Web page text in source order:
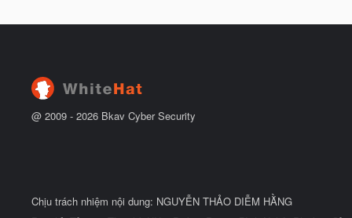
y
ầ
@ 2009 - 2026 Bkav Cyber Security
Chịu trách nhiệm nội dung: NGUYỄN THẢO DIỄM HẰNG